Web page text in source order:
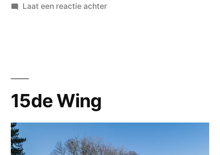
doorin
Laat een reactie achterop
15de Wing